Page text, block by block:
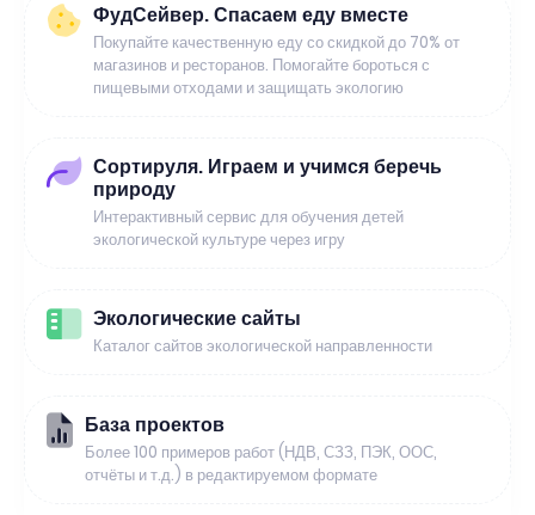
ФудСейвер. Спасаем еду вместе
Покупайте качественную еду со скидкой до 70% от
магазинов и ресторанов. Помогайте бороться с
пищевыми отходами и защищать экологию
Сортируля. Играем и учимся беречь
природу
Интерактивный сервис для обучения детей
экологической культуре через игру
Экологические сайты
Каталог сайтов экологической направленности
База проектов
Более 100 примеров работ (НДВ, СЗЗ, ПЭК, ООС,
отчёты и т.д.) в редактируемом формате